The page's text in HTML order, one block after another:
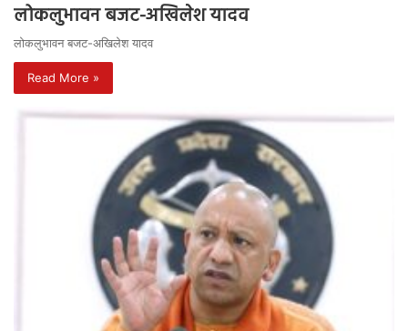
लोकलुभावन बजट-अखिलेश यादव
लोकलुभावन बजट-अखिलेश यादव
Read More »